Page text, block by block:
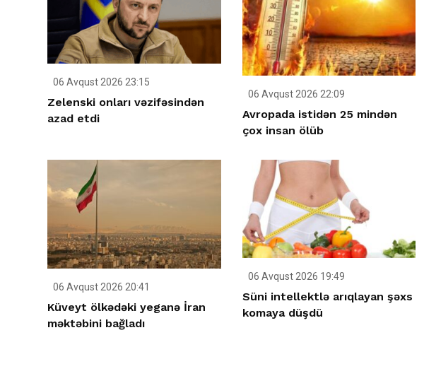
06 Avqust 2026 23:15
Zelenski onları vəzifəsindən
azad etdi
06 Avqust 2026 22:09
Avropada istidən 25 mindən
çox insan ölüb
06 Avqust 2026 20:41
Küveyt ölkədəki yeganə İran
məktəbini bağladı
06 Avqust 2026 19:49
Süni intellektlə arıqlayan şəxs
komaya düşdü